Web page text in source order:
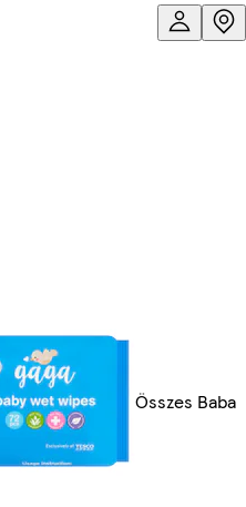
Összes Baba